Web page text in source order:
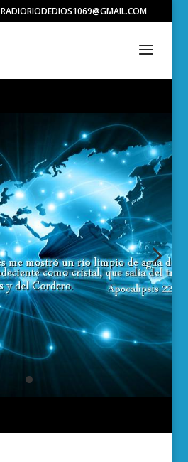
RADIORIODEDIOS1069@GMAIL.COM
5